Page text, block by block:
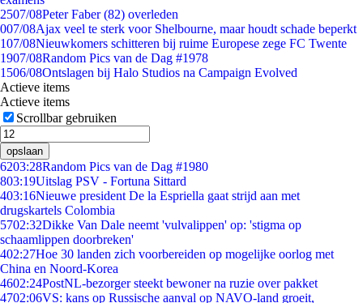
2507/08Peter Faber (82) overleden
007/08Ajax veel te sterk voor Shelbourne, maar houdt schade beperkt
107/08Nieuwkomers schitteren bij ruime Europese zege FC Twente
1907/08Random Pics van de Dag #1978
1506/08Ontslagen bij Halo Studios na Campaign Evolved
Actieve items
Actieve items
Scrollbar gebruiken
opslaan
6203:28Random Pics van de Dag #1980
803:19Uitslag PSV - Fortuna Sittard
403:16Nieuwe president De la Espriella gaat strijd aan met
drugskartels Colombia
5702:32Dikke Van Dale neemt 'vulvalippen' op: 'stigma op
schaamlippen doorbreken'
402:27Hoe 30 landen zich voorbereiden op mogelijke oorlog met
China en Noord-Korea
4602:24PostNL-bezorger steekt bewoner na ruzie over pakket
4702:06VS: kans op Russische aanval op NAVO-land groeit,